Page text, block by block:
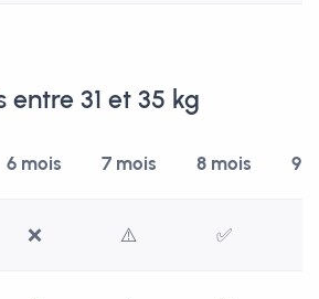
entre 31 et 35 kg
6 mois 7 mois 8 mois 9
❌ ⚠️ ✅